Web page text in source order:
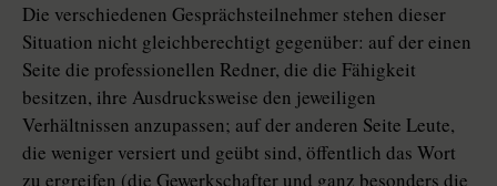
Die verschiedenen Gesprächsteilnehmer stehen dieser
Situation nicht gleichberechtigt gegenüber: auf der einen
Seite die professionellen Redner, die die Fähigkeit
besitzen, ihre Ausdrucksweise den jeweiligen
Verhältnissen anzupassen; auf der anderen Seite Leute,
die weniger versiert und geübt sind, öffentlich das Wort
zu ergreifen (die Gewerkschafter und ganz besonders die